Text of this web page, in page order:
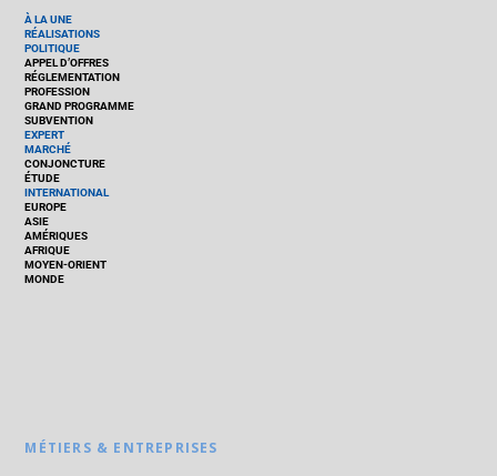
À LA UNE
RÉALISATIONS
POLITIQUE
APPEL D’OFFRES
RÉGLEMENTATION
PROFESSION
GRAND PROGRAMME
SUBVENTION
EXPERT
MARCHÉ
CONJONCTURE
ÉTUDE
INTERNATIONAL
EUROPE
ASIE
AMÉRIQUES
AFRIQUE
MOYEN-ORIENT
MONDE
MÉTIERS & ENTREPRISES